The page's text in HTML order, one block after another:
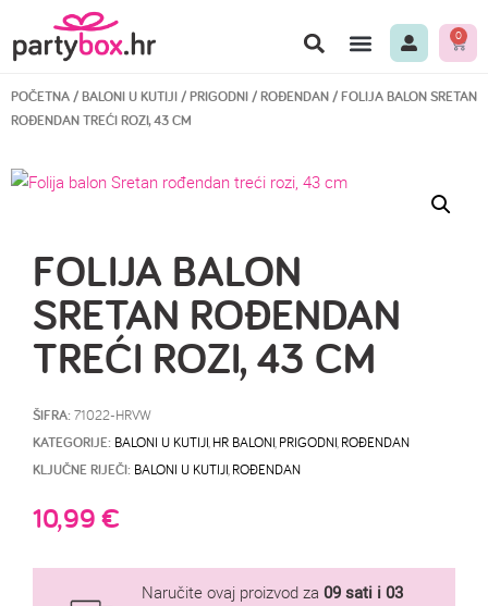
0
POČETNA/BALONI U KUTIJI/PRIGODNI/ROĐENDAN/ FOLIJA BALON SRETAN
ROĐENDAN TREĆI ROZI, 43 CM
FOLIJA BALON
SRETAN ROĐENDAN
TREĆI ROZI, 43 CM
ŠIFRA: 71022-HRVW
KATEGORIJE: BALONI U KUTIJI HR BALONI PRIGODNI ROĐENDAN
KLJUČNE RIJEČI: BALONI U KUTIJI ROĐENDAN
10,99€
Naručite ovaj proizvod za 09 sati i 03